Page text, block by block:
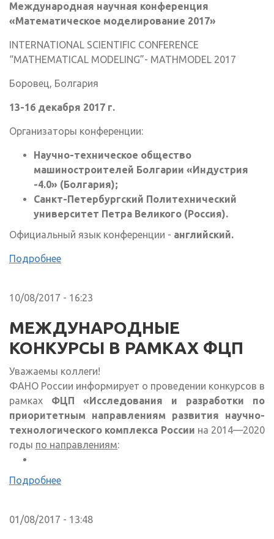
Международная научная конференция
«Математическое моделирование 2017»
INTERNATIONAL SCIENTIFIC CONFERENCE
“MATHEMATICAL MODELING”- MATHMODEL 2017
Боровец, Болгария
13-16 декабря 2017 г.
Организаторы конференции:
Научно-техническое общество
машиностроителей Болгарии «Индустрия
-4.0» (Болгария);
Санкт-Петербургский Политехнический
университет Петра Великого (Россия).
Официальный язык конференции - английский.
Подробнее
10/08/2017 - 16:23
МЕЖДУНАРОДНЫЕ
КОНКУРСЫ В РАМКАХ ФЦП
Уважаемы коллеги!
ФАНО России информирует о проведении конкурсов в
рамках ФЦП «Исследования и разработки по
приоритетным направлениям развития научно-
технологического комплекса России на 2014—2020
годы по направлениям:
Подробнее
01/08/2017 - 13:48